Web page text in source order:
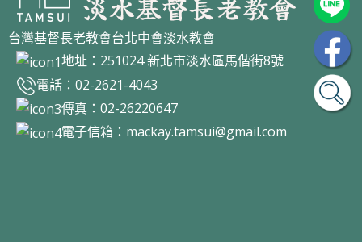
台灣基督長老教會台北中會淡水教會
地址：251024 新北市淡水區馬偕街8號
電話：02-2621-4043
傳真：02-26220647
電子信箱： mackay.tamsui@gmail.com